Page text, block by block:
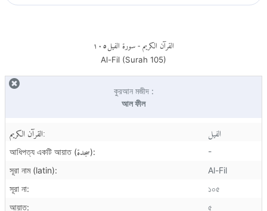
القرآن الكريم- سورة الفيل١٠٥
Al-Fil (Surah 105)
কুরআন মজীদ :
আল ফীল
القرآن الكريم: الفيل
আধিপত্য একটি আয়াত (سجدة):
-
সূরা নাম (latin):
Al-Fil
সূরা না:
১০৫
আয়াত:
৫